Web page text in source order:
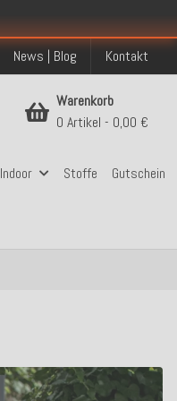
News | Blog Kontakt
Indoor Stoffe Gutschein
Warenkorb
0 Artikel
0,00 €